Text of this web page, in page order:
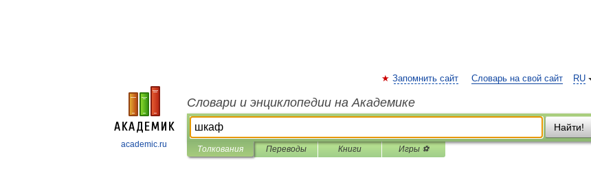
academic.ru
RU
Запомнить сайт Словарь на свой сайт
Словари и энциклопедии на Академике
Найти!
Толкования Переводы Книги Игры ⚽